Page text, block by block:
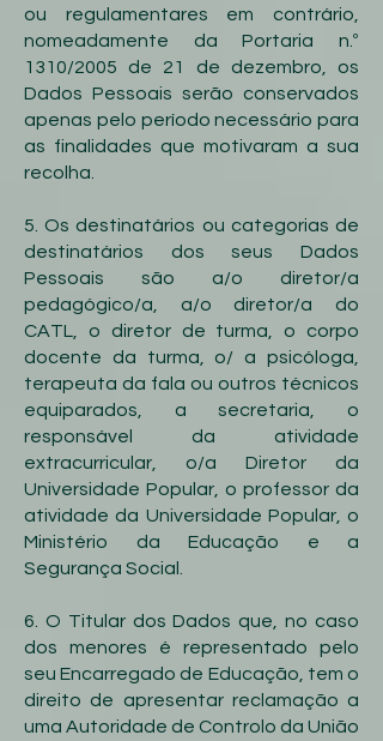
ou regulamentares em contrário,
nomeadamente da Portaria n.º
1310/2005 de 21 de dezembro, os
Dados Pessoais serão conservados
apenas pelo período necessário para
as finalidades que motivaram a sua
recolha.
5. Os destinatários ou categorias de
destinatários dos seus Dados
Pessoais são a/o diretor/a
pedagógico/a, a/o diretor/a do
CATL, o diretor de turma, o corpo
docente da turma, o/ a psicóloga,
terapeuta da fala ou outros técnicos
equiparados, a secretaria, o
responsável da atividade
extracurricular, o/a Diretor da
Universidade Popular, o professor da
atividade da Universidade Popular, o
Ministério da Educação e a
Segurança Social.
6. O Titular dos Dados que, no caso
dos menores é representado pelo
seu Encarregado de Educação, tem o
direito de apresentar reclamação a
uma Autoridade de Controlo da União